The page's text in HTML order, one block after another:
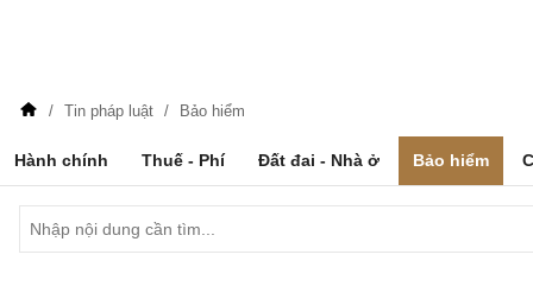
Tin pháp luật Bảo hiểm
Hành chính Thuế - Phí Đất đai - Nhà ở Bảo hiểm